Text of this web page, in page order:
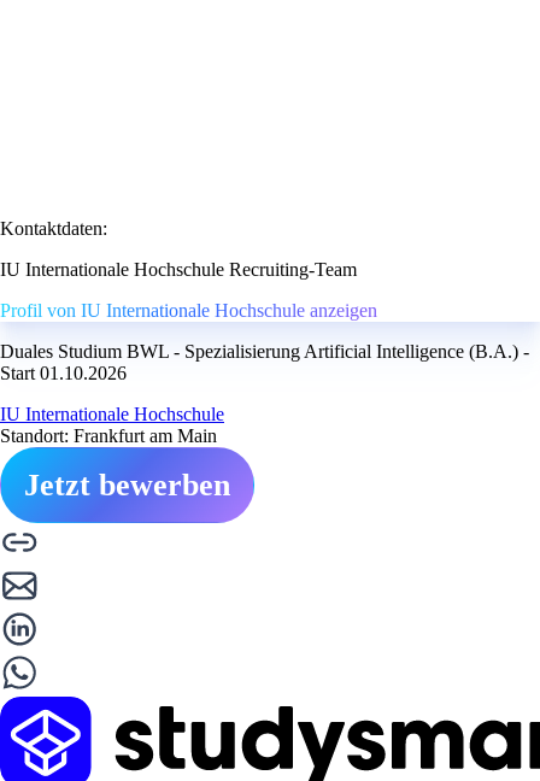
Kontaktdaten:
IU Internationale Hochschule Recruiting-Team
Profil von IU Internationale Hochschule anzeigen
Duales Studium BWL - Spezialisierung Artificial Intelligence (B.A.) -
Start 01.10.2026
IU Internationale Hochschule
Standort: Frankfurt am Main
Jetzt bewerben